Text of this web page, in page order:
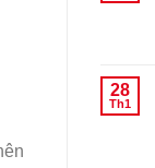
28
Th1